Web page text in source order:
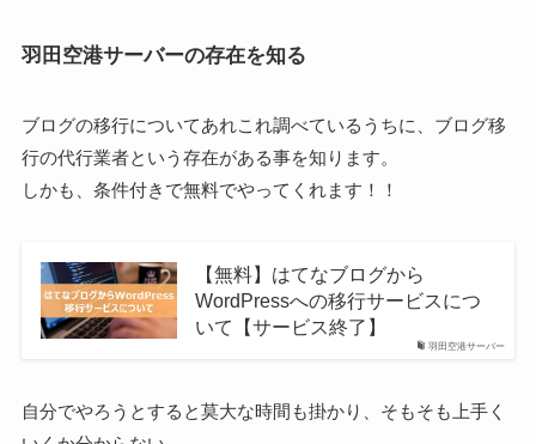
羽田空港サーバーの存在を知る
ブログの移行についてあれこれ調べているうちに、ブログ移
行の代行業者という存在がある事を知ります。
しかも、条件付きで無料でやってくれます！！
羽田空港サーバー
【無料】はてなブログから
WordPressへの移行サービスにつ
いて【サービス終了】
自分でやろうとすると莫大な時間も掛かり、そもそも上手く